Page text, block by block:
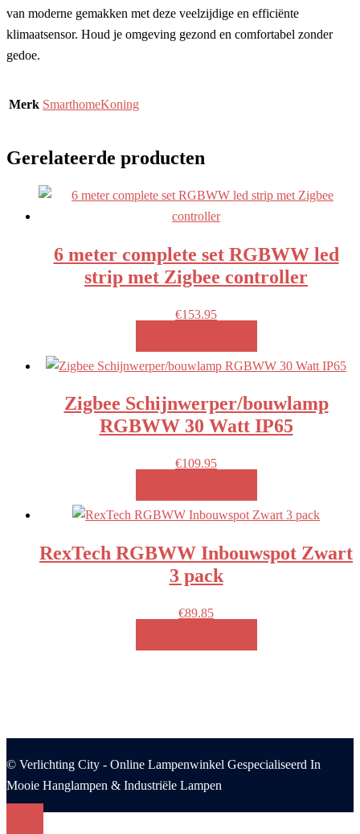
van moderne gemakken met deze veelzijdige en efficiënte
klimaatsensor. Houd je omgeving gezond en comfortabel zonder
gedoe.
Merk SmarthomeKoning
Gerelateerde producten
6 meter complete set RGBWW led
strip met Zigbee controller
€153.95
Zigbee Schijnwerper/bouwlamp
RGBWW 30 Watt IP65
€109.95
RexTech RGBWW Inbouwspot Zwart
3 pack
€89.85
© Verlichting City - Online Lampenwinkel Gespecialiseerd In
Mooie Hanglampen & Industriële Lampen